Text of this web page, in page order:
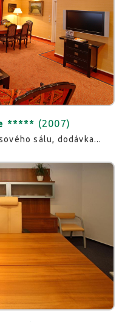
***** (2007)
sálu, dodávka...